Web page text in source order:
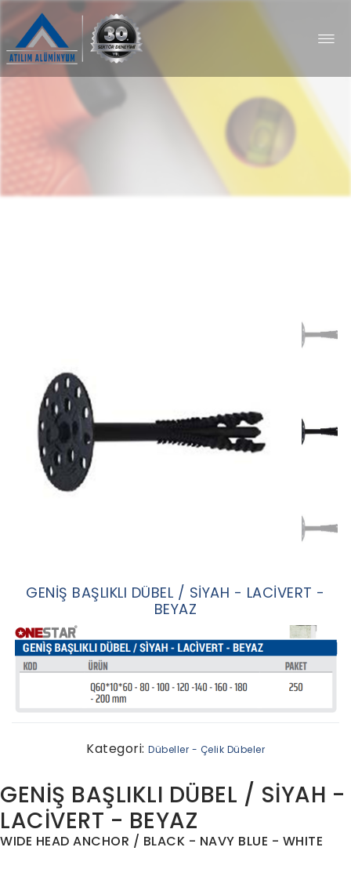
GENİŞ BAŞLIKLI DÜBEL / SİYAH - LACİVERT -
BEYAZ
Kategori: Dübeller - Çelik Dübeler
GENİŞ BAŞLIKLI DÜBEL / SİYAH -
LACİVERT - BEYAZ
WIDE HEAD ANCHOR / BLACK - NAVY BLUE - WHITE